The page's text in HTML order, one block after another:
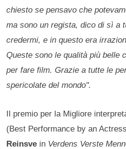
chiesto se pensavo che
ma sono un regista, dico di sì a
credermi, e in questo era
Queste sono le qualità più belle
per fare film. Grazie a tutte le
spericolate del mondo".
Il premio per la Migliore
(Best Performance by an
Reinsve in Verdens Verste